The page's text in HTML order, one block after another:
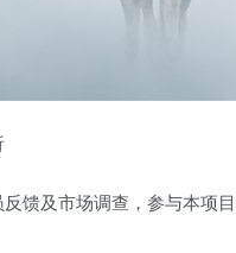
馈及市场调查，参与本项